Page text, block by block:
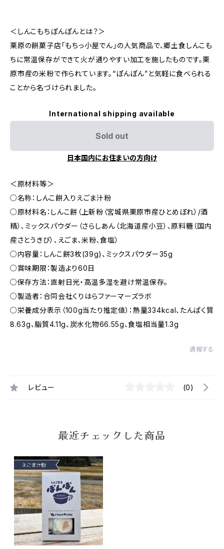
＜しんこもちぽんぽんとは？＞
栗原の餅菓子店「もちっ小屋でん」の人気商品で、郷土食しんこも
ちに常温保存ができて火が通りやすい加工を施したものです。栗
原市産の米粉で作られています。“ぽんぽん”と気軽に食べられる
ことから名づけられました。
International shipping available
Sold out
日本国内にお住まいの方向け
＜原材料等＞
○名称：しんこ餅入りえごま汁粉
○原材料名：しんこ餅（上新粉（宮城県栗原市産ひとめぼれ）/酒
精）､ミックスパウダー（さらしあん（北海道産小豆）､原料糖（国内
産さとうきび）､えごま､米粉､食塩）
○内容量：しんこ餅3枚(39g)、ミックスパウダー35g
○賞味期限：製造より60日
○保存方法：直射日光・高温多湿を避け常温保存。
○製造者：合同会社くりはらファーマーズラボ
○栄養成分表示（100g当たり推定値）：熱量334kcal、たんぱく質
8.63g、脂質4.11g、炭水化物66.55g、食塩相当量1.3g
通報する
レビュー (0)
最近チェックした商品